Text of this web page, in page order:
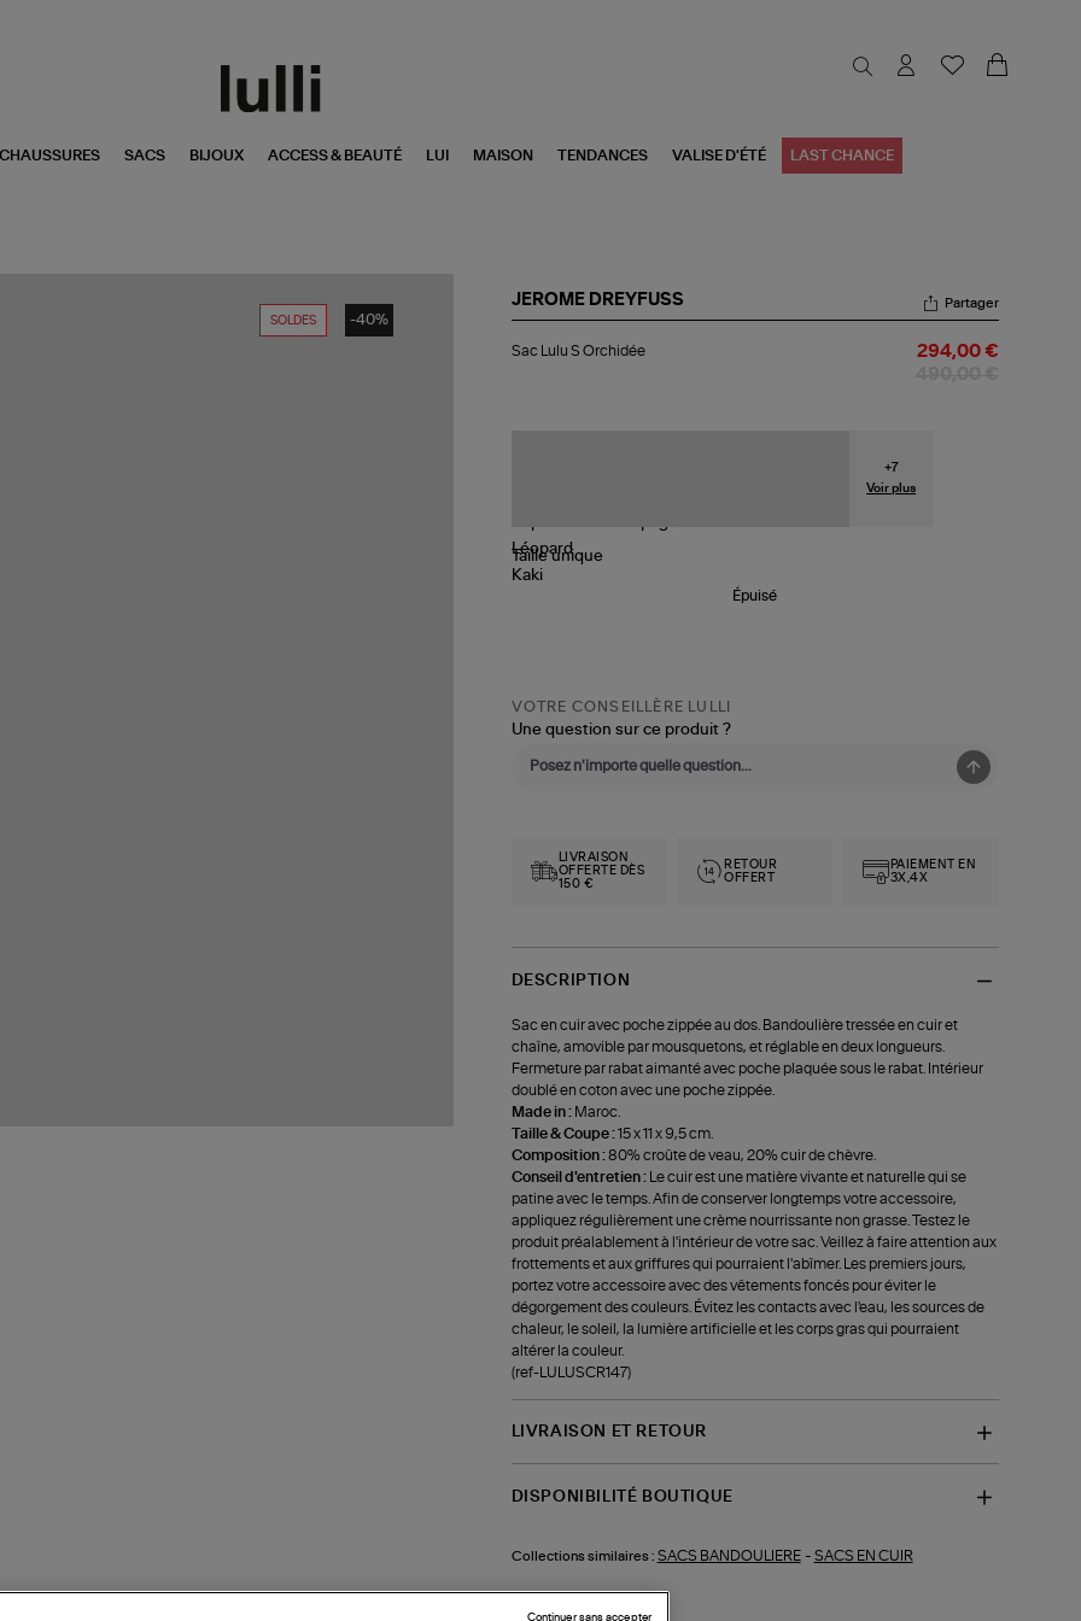
CHAUSSURES SACS BIJOUX ACCESS & BEAUTÉ LUI MAISON TENDANCES VALISE D'ÉTÉ LAST CHANCE
SOLDES -40%
JEROME DREYFUSS
Lulu
Partager
Sac Lulu S Orchidée 294,00 €
+7
Voir plus
Tailleunique
Épuisé
VOTRE CONSEILLÈRE LULLI
Une question sur ce produit ?
LIVRAISON
OFFERTE DÈS
150 €
RETOUR
OFFERT
PAIEMENT EN
3X,4X
DESCRIPTION
Sac en cuir avec poche zippée au dos. Bandoulière tressée en cuir et
chaîne, amovible par mousquetons, et réglable en deux longueurs.
Fermeture par rabat aimanté avec poche plaquée sous le rabat. Intérieur
doublé en coton avec une poche zippée.
Made in : Maroc.
Taille & Coupe :15 x 11 x 9,5 cm.
Composition :80% croûte de veau, 20% cuir de chèvre.
Conseil d'entretien :
Le cuir est une matière vivante et naturelle qui se
patine avec le temps. Afin de conserver longtemps votre accessoire,
appliquez régulièrement une crème nourrissante non grasse. Testez le
produit préalablement à l'intérieur de votre sac. Veillez à faire attention aux
frottements et aux griffures qui pourraient l'abîmer. Les premiers jours,
portez votre accessoire avec des vêtements foncés pour éviter le
dégorgement des couleurs. Évitez les contacts avec l'eau, les sources de
chaleur, le soleil, la lumière artificielle et les corps gras qui pourraient
altérer la couleur.
(ref-LULUSCR147)
LIVRAISON ET RETOUR
DISPONIBILITÉ BOUTIQUE
Collections similaires : SACS BANDOULIERE- SACS EN CUIR
Continuer sans accepter